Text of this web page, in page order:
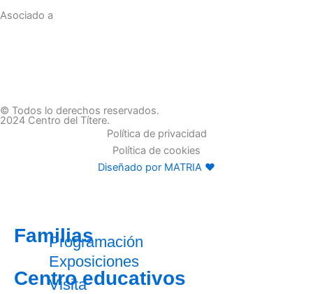
Asociado a
© Todos lo derechos reservados.
2024 Centro del Títere.
Política de privacidad
Política de cookies
Diseñado por MATRIA ♥
Familias
Programación
Exposiciones
Centro educativos
Visita